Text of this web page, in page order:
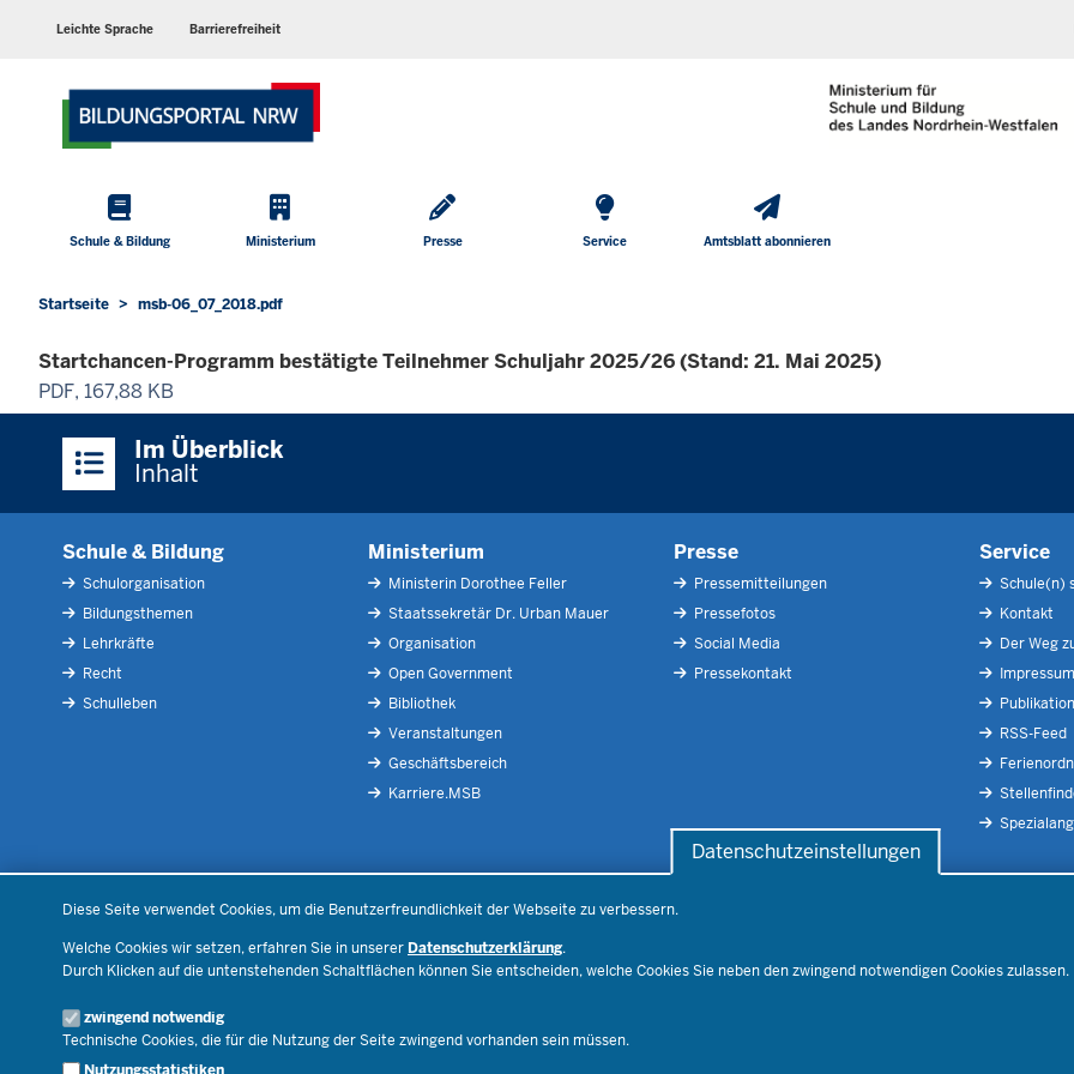
Datenschutzeinstellungen
Diese Seite verwendet Cookies, um die Benutzerfreundlichkeit der Webseite zu verbessern.
Welche Cookies wir setzen, erfahren Sie in unserer Datenschutzerklärung.
Durch Klicken auf die untenstehenden Schaltflächen können Sie entscheiden, welche Cookies Sie neben den zwingend notwendigen Cookies zulassen.
zwingend notwendig
Technische Cookies, die für die Nutzung der Seite zwingend vorhanden sein müssen.
Sprachen
Leichte Sprache Barrierefreiheit
Hauptmenü
Schule & Bildung Ministerium Presse Service Amtsblatt abonnieren
Sie
sich
hier
Startseite msb-06_07_2018.pdf
Startchancen-Programm bestätigte Teilnehmer Schuljahr 2025/26 (Stand: 21. Mai 2025)
PDF, 167,88 KB
Im Überblick
Inhalt
Schule & Bildung
Schulorganisation
Bildungsthemen
Lehrkräfte
Recht
Schulleben
Ministerium
Ministerin Dorothee Feller
Staatssekretär Dr. Urban Mauer
Organisation
Open Government
Bibliothek
Veranstaltungen
Geschäftsbereich
Karriere.MSB
Presse
Pressemitteilungen
Pressefotos
Social Media
Pressekontakt
Service
Schule(n)
Kontakt
Der Weg
Impressum
RSS-Feed
© 2026 Bildungsportal NRW